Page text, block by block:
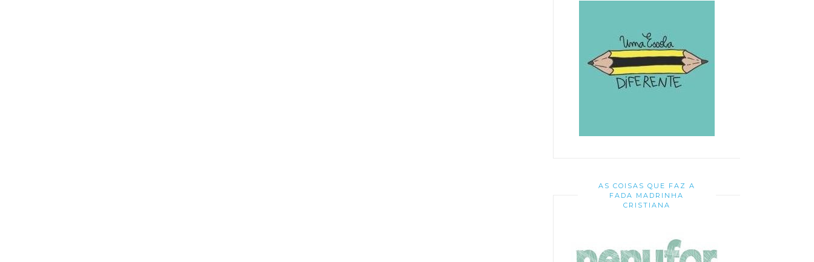
AS COISAS QUE FAZ A
FADA MADRINHA
CRISTIANA